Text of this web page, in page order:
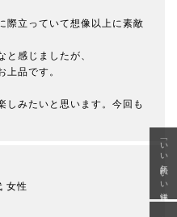
際立っていて想像以上に素敵
と感じましたが、
上品です。
しみたいと思います。今回も
女性
「いい年齢 いい洋服」